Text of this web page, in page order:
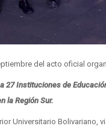
del acto oficial
27 Instituciones de
la Región Sur.
Universitario Bolivariano,